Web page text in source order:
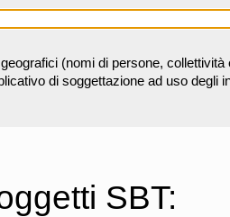
(nomi di persone,
di soggettazione ad uso degli
SBT: